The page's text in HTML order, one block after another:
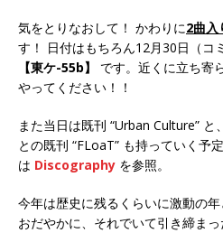
気をとりなおして！ かわりに2曲入
す！ 日付はもちろん12月30日（コ
【東ケ-55b】
です。近くに立ち寄
やってください！！
また当日は既刊 “Urban Culture” と、
との既刊 “FLoaT” も持っていく予
は Discography を参照。
今年は歴史に残るくらいに激動の
おだやかに、それでいて引き締まっ